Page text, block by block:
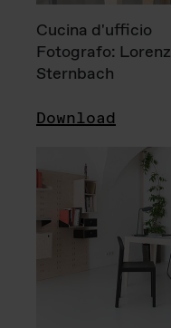
Cucina d'ufficio
Fotografo: Lorenz
Sternbach
Download